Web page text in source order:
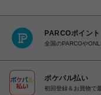
PARCOポイント
全国のPARCOや
ポケパル払い
初回登録＆お買物で